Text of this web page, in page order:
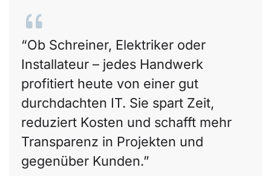
Ob Schreiner, Elektriker oder
Installateur – jedes Handwerk
profitiert heute von einer gut
durchdachten IT. Sie spart Zeit,
reduziert Kosten und schafft mehr
Transparenz in Projekten und
gegenüber Kunden.